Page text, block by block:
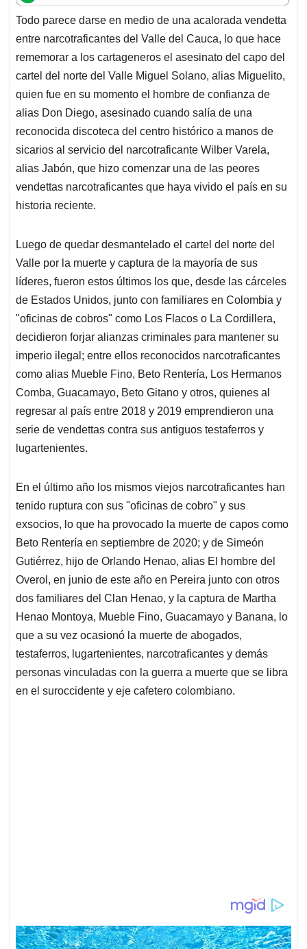
t
s
A
p
p
e
b
o
o
k
k
e
d
I
n
i
l
e
a
d
s
Todo parece darse en medio de una acalorada vendetta
entre narcotraficantes del Valle del Cauca, lo que hace
rememorar a los cartageneros el asesinato del capo del
cartel del norte del Valle Miguel Solano, alias Miguelito,
quien fue en su momento el hombre de confianza de
alias Don Diego, asesinado cuando salía de una
reconocida discoteca del centro histórico a manos de
sicarios al servicio del narcotraficante Wilber Varela,
alias Jabón, que hizo comenzar una de las peores
vendettas narcotraficantes que haya vivido el país en su
historia reciente.
Luego de quedar desmantelado el cartel del norte del
Valle por la muerte y captura de la mayoría de sus
líderes, fueron estos últimos los que, desde las cárceles
de Estados Unidos, junto con familiares en Colombia y
"oficinas de cobros" como Los Flacos o La Cordillera,
decidieron forjar alianzas criminales para mantener su
imperio ilegal; entre ellos reconocidos narcotraficantes
como alias Mueble Fino, Beto Rentería, Los Hermanos
Comba, Guacamayo, Beto Gitano y otros, quienes al
regresar al país entre 2018 y 2019 emprendieron una
serie de vendettas contra sus antiguos testaferros y
lugartenientes.
En el último año los mismos viejos narcotraficantes han
tenido ruptura con sus "oficinas de cobro" y sus
exsocios, lo que ha provocado la muerte de capos como
Beto Rentería en septiembre de 2020; y de Simeón
Gutiérrez, hijo de Orlando Henao, alias El hombre del
Overol, en junio de este año en Pereira junto con otros
dos familiares del Clan Henao, y la captura de Martha
Henao Montoya, Mueble Fino, Guacamayo y Banana, lo
que a su vez ocasionó la muerte de abogados,
testaferros, lugartenientes, narcotraficantes y demás
personas vinculadas con la guerra a muerte que se libra
en el suroccidente y eje cafetero colombiano.